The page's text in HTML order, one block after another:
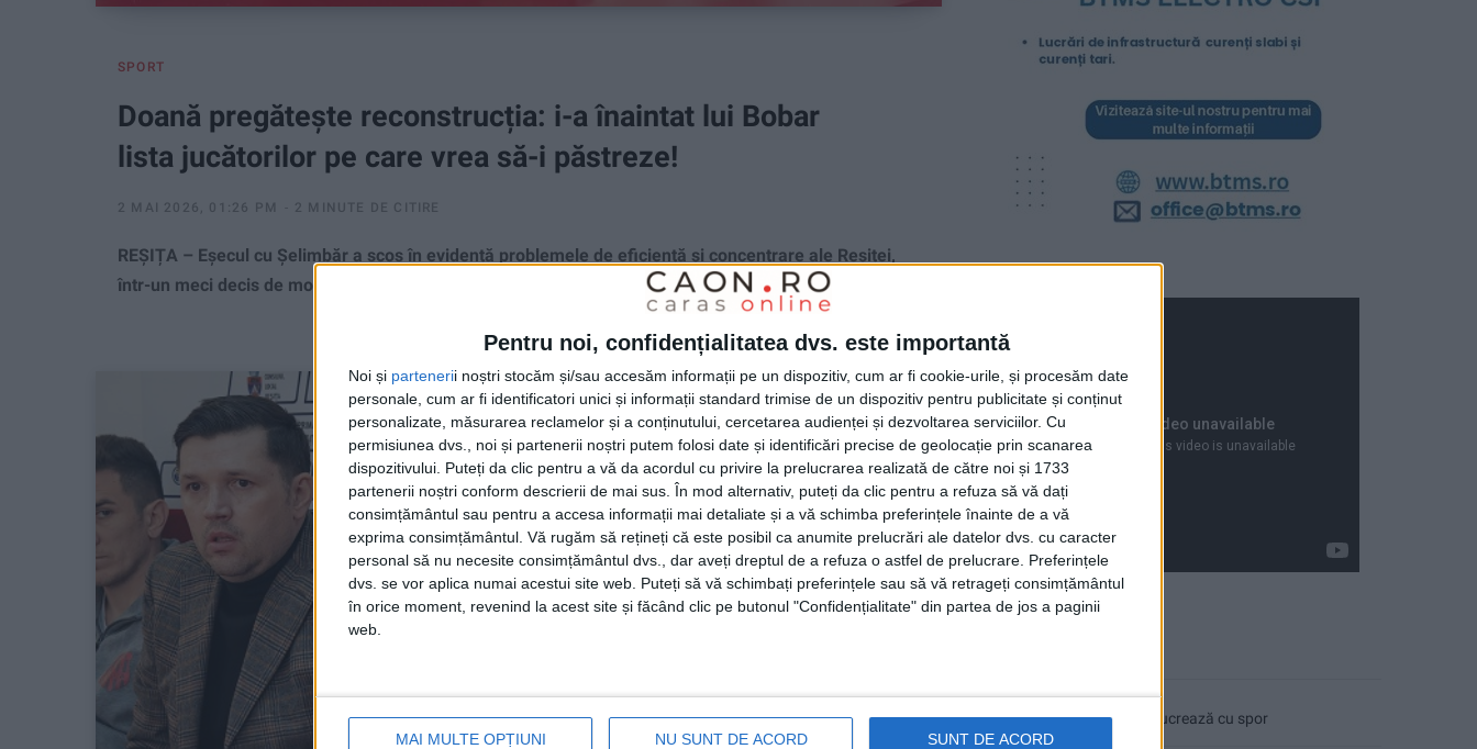
Pentru noi, confidențialitatea dvs. este importantă
Noi și partenerii noștri stocăm și/sau accesăm informații pe un dispozitiv, cum ar fi cookie-urile, și procesăm date
personale, cum ar fi identificatori unici și informații standard trimise de un dispozitiv pentru publicitate și conținut
personalizate, măsurarea reclamelor și a conținutului, cercetarea audienței și dezvoltarea serviciilor. Cu
permisiunea dvs., noi și partenerii noștri putem folosi date și identificări precise de geolocație prin scanarea
dispozitivului. Puteți da clic pentru a vă da acordul cu privire la prelucrarea realizată de către noi și 1733
partenerii noștri conform descrierii de mai sus. În mod alternativ, puteți da clic pentru a refuza să vă dați
consimțământul sau pentru a accesa informații mai detaliate și a vă schimba preferințele înainte de a vă
exprima consimțământul. Vă rugăm să rețineți că este posibil ca anumite prelucrări ale datelor dvs. cu caracter
personal să nu necesite consimțământul dvs., dar aveți dreptul de a refuza o astfel de prelucrare. Preferințele
dvs. se vor aplica numai acestui site web. Puteți să vă schimbați preferințele sau să vă retrageți consimțământul
în orice moment, revenind la acest site și făcând clic pe butonul "Confidențialitate" din partea de jos a paginii
web.
MAI MULTE OPȚIUNI NU SUNT DE ACORD SUNT DE ACORD
SPORT
Doană pregătește reconstrucția: i-a înaintat lui Bobar
lista jucătorilor pe care vrea să-i păstreze!
2 MAI 2026, 01:26 PM 2 MINUTE DE CITIRE
REȘIȚA – Eșecul cu Șelimbăr a scos în evidență problemele de eficiență și concentrare ale Reșiței,
într-un meci decis de momente cheie: penalty-ul ratat și eliminarea din finalul primei reprize!
Pe toate șantierele se lucrează cu spor